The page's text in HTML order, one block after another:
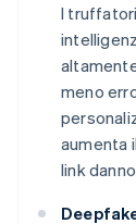
I
meno
aumenta
link